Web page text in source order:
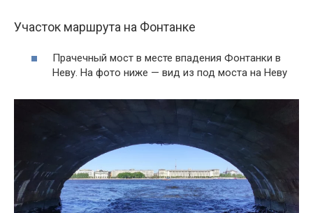
Участок маршрута на Фонтанке
Прачечный мост в месте впадения Фонтанки в
Неву. На фото ниже — вид из под моста на Неву